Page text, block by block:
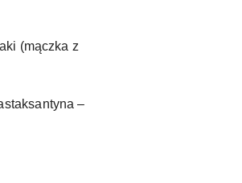
(mączka z
–